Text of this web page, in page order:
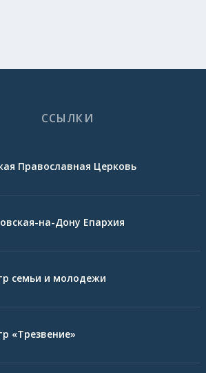
ССЫЛКИ
Православная Церковь
на-Дону Епархия
семьи и молодежи
«Трезвение»